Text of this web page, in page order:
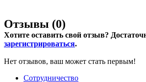
Отзывы (0)
Хотите оставить свой отзыв?
зарегистрироваться.
Нет отзывов, ваш может стать первым!
Сотрудничество